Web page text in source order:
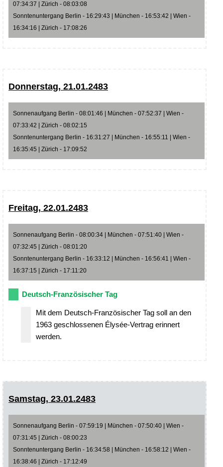
07:34:37 | Zürich - 08:03:08
Sonntenuntergang Berlin - 16:29:43 | München - 16:53:42 | Wien -
16:34:16 | Zürich - 17:08:26
Donnerstag, 21.01.2483
Sonnenaufgang Berlin - 08:01:46 | München - 07:52:37 | Wien -
07:33:42 | Zürich - 08:02:15
Sonntenuntergang Berlin - 16:31:27 | München - 16:55:11 | Wien -
16:35:45 | Zürich - 17:09:52
Freitag, 22.01.2483
Sonnenaufgang Berlin - 08:00:34 | München - 07:51:40 | Wien -
07:32:45 | Zürich - 08:01:20
Sonntenuntergang Berlin - 16:33:12 | München - 16:56:41 | Wien -
16:37:15 | Zürich - 17:11:20
Deutsch-Französischer Tag
Mit dem Deutsch-Französischer Tag soll an den
1963 geschlossenen Élysée-Vertrag erinnert
werden.
Samstag, 23.01.2483
Sonnenaufgang Berlin - 07:59:19 | München - 07:50:40 | Wien -
07:31:45 | Zürich - 08:00:23
Sonntenuntergang Berlin - 16:34:58 | München - 16:58:12 | Wien -
16:38:46 | Zürich - 17:12:49